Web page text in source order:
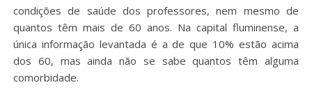
condições de saúde dos professores, nem mesmo de
quantos têm mais de 60 anos. Na capital fluminense, a
única informação levantada é a de que 10% estão acima
dos 60, mas ainda não se sabe quantos têm alguma
comorbidade.